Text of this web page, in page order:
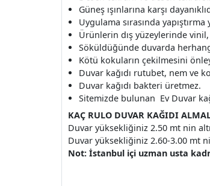
Güneş ışınlarına karşı
Uygulama sırasında
Ürünlerin dış yüzeylerinde
Söküldüğünde duvarda
Kötü kokuların çekilmesini
Duvar kağıdı rutubet, nem ve
Duvar kağıdı bakteri üretmez.
Sitemizde bulunan Ev Duvar
KAÇ RULO DUVAR KAĞIDI
Duvar yüksekliğiniz 2.50 mt nin
Duvar yüksekliğiniz 2.60-3.00 mt
Not: İstanbul içi uzman usta